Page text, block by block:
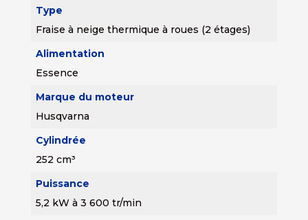
Type
Fraise à neige thermique à roues (2 étages)
Alimentation
Essence
Marque du moteur
Husqvarna
Cylindrée
252 cm³
Puissance
5,2 kW à 3 600 tr/min